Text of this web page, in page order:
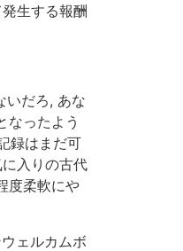
生する報酬
いだろ, あな
なったよう
録はまだ可
入りの古代
度柔軟にや
ェルカムボ